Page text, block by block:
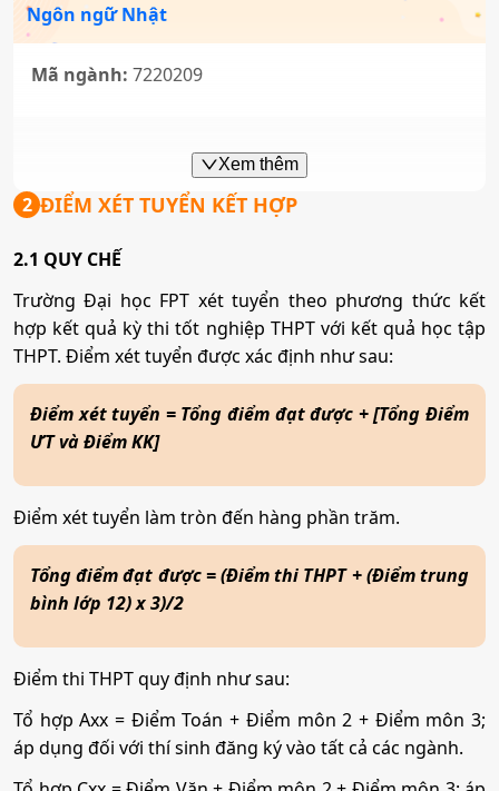
Ngôn ngữ Nhật
Mã ngành: 7220209
Ngôn ngữ Hàn Quốc
Mã ngành:7220210
Mã ngành:7320106
Quản trị kinh doanh
Luật
Mã ngành:7380101
Công nghệ thông tin
Mã ngành:7480201
Xem thêm
2 ĐIỂM XÉT TUYỂN KẾT HỢP
2.1 QUY CHẾ
Trường Đại học FPT xét tuyển theo phương thức kết
hợp kết quả kỳ thi tốt nghiệp THPT với kết quả học tập
THPT. Điểm xét tuyển được xác định như sau:
Điểm xét tuyển = Tổng điểm đạt được + [Tổng Điểm
ƯT và Điểm KK]
Điểm xét tuyển làm tròn đến hàng phần trăm.
Tổng điểm đạt được = (Điểm thi THPT + (Điểm trung
bình lớp 12) x 3)/2
Điểm thi THPT quy định như sau:
Tổ hợp Axx = Điểm Toán + Điểm môn 2 + Điểm môn 3;
áp dụng đối với thí sinh đăng ký vào tất cả các ngành.